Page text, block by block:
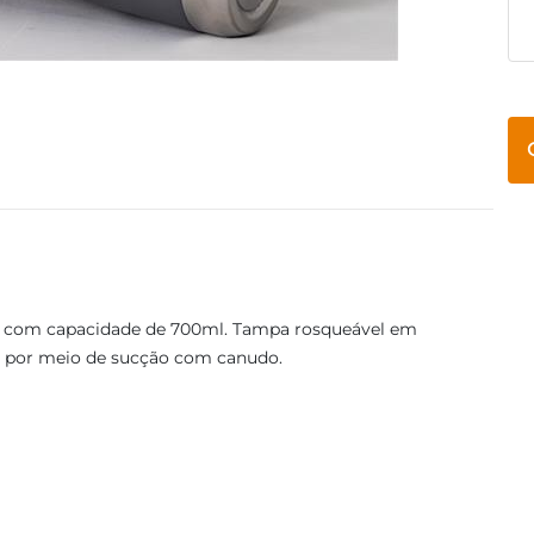
capacidade de 700ml. Tampa rosqueável em
meio de sucção com canudo.